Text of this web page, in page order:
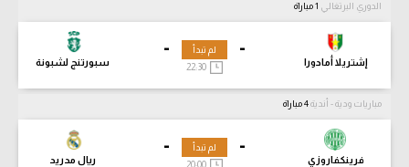
الدوري البرتغالي
-
إشتريلا أمادورا
-
سبورتنج لشبونة
لم تبدأ
مباريات ودية - أندية
-
فرينكفاروزي
-
ريال مدريد
لم تبدأ